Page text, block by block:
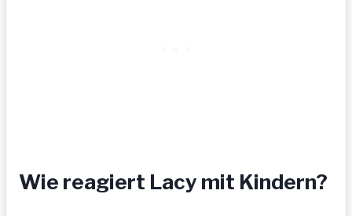
Wie reagiert Lacy mit Kindern?